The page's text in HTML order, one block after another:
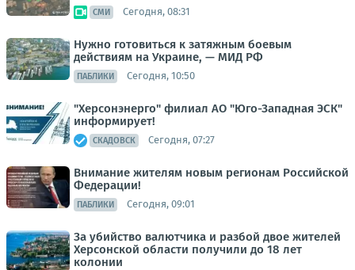
СМИ Сегодня, 08:31
Нужно готовиться к затяжным боевым
действиям на Украине, — МИД РФ
ПАБЛИКИ Сегодня, 10:50
"Херсонэнерго" филиал АО "Юго-Западная ЭСК"
информирует!
СКАДОВСК Сегодня, 07:27
Внимание жителям новым регионам Российской
Федерации!
ПАБЛИКИ Сегодня, 09:01
За убийство валютчика и разбой двое жителей
Херсонской области получили до 18 лет
колонии